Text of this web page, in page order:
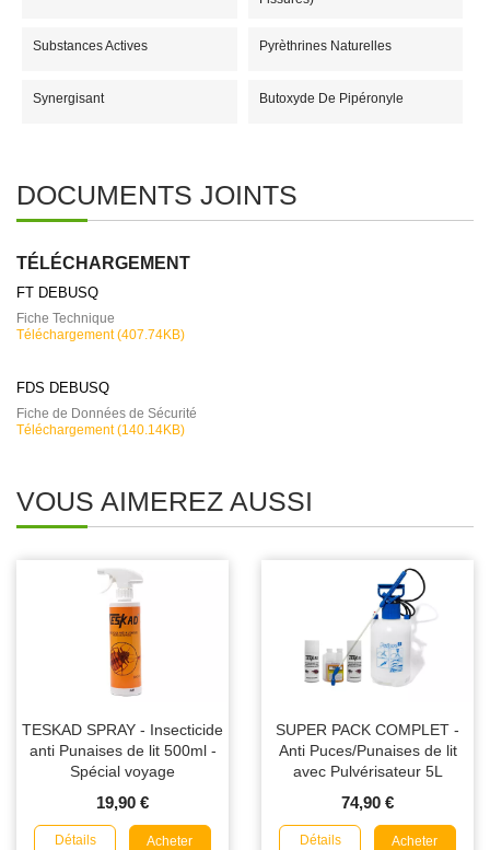
Substances Actives Pyrèthrines Naturelles
Synergisant Butoxyde De Pipéronyle
DOCUMENTS JOINTS
TÉLÉCHARGEMENT
FT DEBUSQ
Fiche Technique
Téléchargement (407.74KB)
FDS DEBUSQ
Fiche de Données de Sécurité
Téléchargement (140.14KB)
VOUS AIMEREZ AUSSI
TESKAD SPRAY - Insecticide
anti Punaises de lit 500ml -
Spécial voyage
19,90 €
Détails Acheter
SUPER PACK COMPLET -
Anti Puces/Punaises de lit
avec Pulvérisateur 5L
74,90 €
Détails Acheter